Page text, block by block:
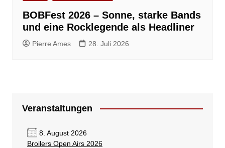
BOBFest 2026 – Sonne, starke Bands
und eine Rocklegende als Headliner
Pierre Ames 28. Juli 2026
Veranstaltungen
8. August 2026
Broilers Open Airs 2026